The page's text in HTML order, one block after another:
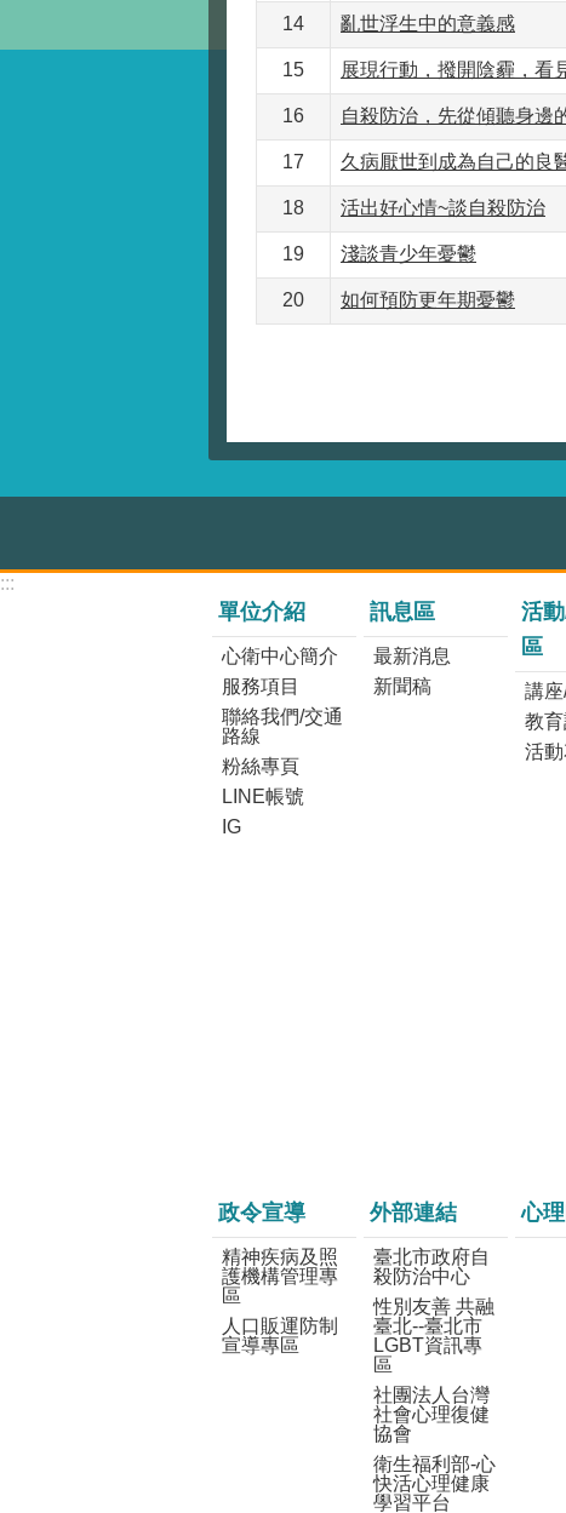
14 亂世浮生中的意義感
15 展現行動，撥開陰霾，看
16 自殺防治，先從傾聽身邊
17 久病厭世到成為自己的良
18 活出好心情~談自殺防治
19 淺談青少年憂鬱
20 如何預防更年期憂鬱
:::
單位介紹
心衛中心簡介
服務項目
聯絡我們/交通
路線
粉絲專頁
LINE帳號
IG
訊息區
最新消息
新聞稿
活
區
講
教
活
政令宣導
精神疾病及照
護機構管理專
區
人口販運防制
宣導專區
外部連結
臺北市政府自
殺防治中心
性別友善 共融
臺北--臺北市
LGBT資訊專
區
社團法人台灣
社會心理復健
協會
衛生福利部-心
快活心理健康
學習平台
心